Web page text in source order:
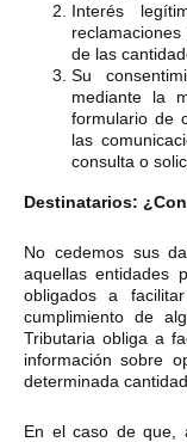
Interés
de las
Su
mediante la
formulario de
las
consulta o
Destinatarios:
No cedemos sus
aquellas entidades
obligados a
cumplimiento de
Tributaria obliga a
información sobre
determinada cantidad.
En el caso de que,